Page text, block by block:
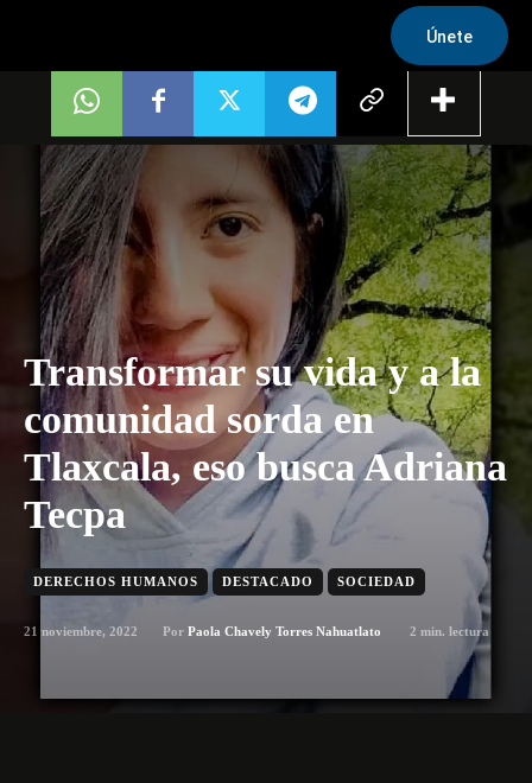
Únete
Transformar su vida y a la
comunidad sorda en
Tlaxcala, eso busca Adriana
Tecpa
DERECHOS HUMANOS DESTACADO SOCIEDAD
21 noviembre, 2022 Por Paola Chavely Torres Nahuatlato 2 min. lectura